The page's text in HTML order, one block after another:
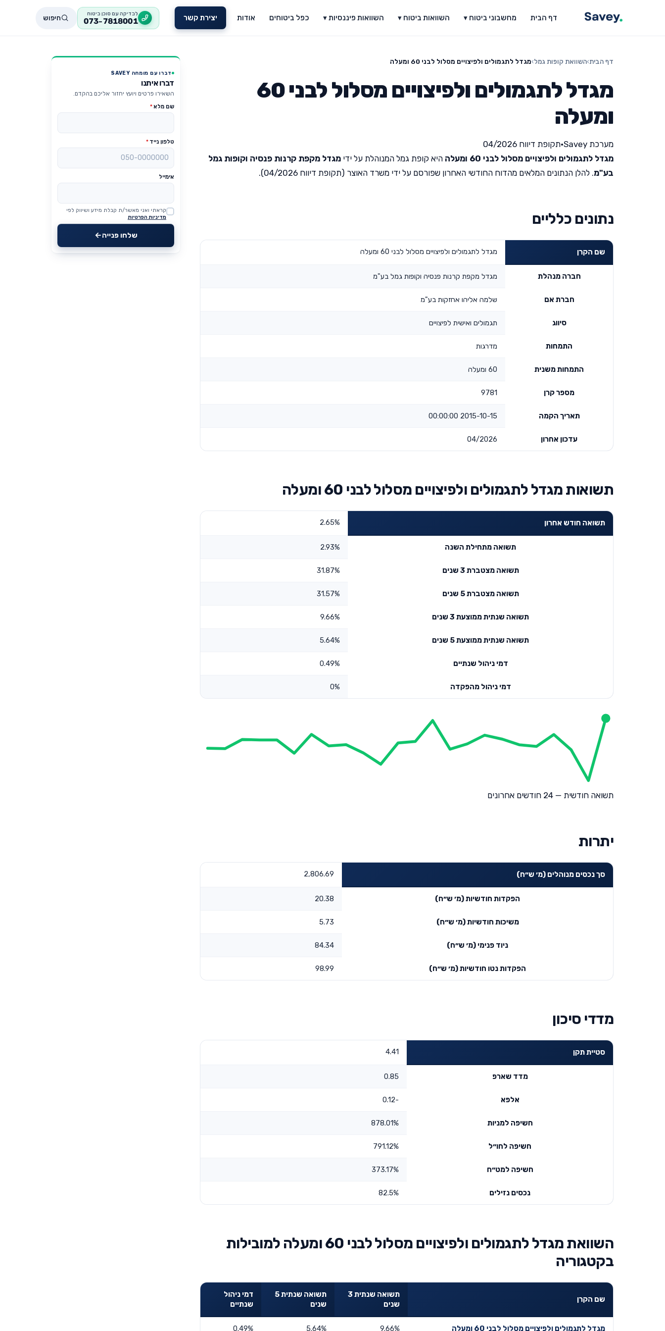
דף הבית מחשבוני ביטוח ▾ השוואות ביטוח ▾ השוואות פיננסיות ▾ כפל ביטוחים אודות יצירת קשר לבדיקה עם סוכן ביטוח
073-7818001 חיפוש
דף הבית›השוואת קופות גמל›מגדל לתגמולים ולפיצויים מסלול לבני 60 ומעלה
מגדל לתגמולים ולפיצויים מסלול לבני 60
ומעלה
מערכת Savey •תקופת דיווח 04/2026
מגדל לתגמולים ולפיצויים מסלול לבני 60 ומעלה
היא קופת גמל המנוהלת על ידי מגדל מקפת קרנות פנסיה וקופות גמל
בע"מ. להלן הנתונים המלאים מהדוח החודשי האחרון שפורסם על ידי משרד האוצר (תקופת דיווח 04/2026).
נתונים כלליים
שם הקרן מגדל לתגמולים ולפיצויים מסלול לבני 60 ומעלה
חברה מנהלת מגדל מקפת קרנות פנסיה וקופות גמל בע"מ
חברת אם שלמה אליהו אחזקות בע"מ
סיווג תגמולים ואישית לפיצויים
התמחות מדרגות
התמחות משנית 60 ומעלה
מספר קרן 9781
תאריך הקמה 2015-10-15 00:00:00
עדכון אחרון 04/2026
תשואות מגדל לתגמולים ולפיצויים מסלול לבני 60 ומעלה
תשואה חודש אחרון 2.65%
תשואה מתחילת השנה 2.93%
תשואה מצטברת 3 שנים 31.87%
תשואה מצטברת 5 שנים 31.57%
תשואה שנתית ממוצעת 3 שנים 9.66%
תשואה שנתית ממוצעת 5 שנים 5.64%
דמי ניהול שנתיים 0.49%
דמי ניהול מהפקדה 0%
תשואה חודשית — 24 חודשים אחרונים
יתרות
סך נכסים מנוהלים (מ׳ ש״ח) 2,806.69
הפקדות חודשיות (מ׳ ש״ח) 20.38
משיכות חודשיות (מ׳ ש״ח) 5.73
ניוד פנימי (מ׳ ש״ח) 84.34
הפקדות נטו חודשיות (מ׳ ש״ח) 98.99
מדדי סיכון
סטיית תקן 4.41
מדד שארפ 0.85
אלפא -0.12
חשיפה למניות 878.01%
חשיפה לחו״ל 791.12%
חשיפה למט״ח 373.17%
נכסים נזילים 82.5%
השוואת מגדל לתגמולים ולפיצויים מסלול לבני 60 ומעלה למובילות
בקטגוריה
שם הקרן
תשואה שנתית 3
שנים
תשואה שנתית 5
שנים
דמי ניהול
שנתיים
מגדל לתגמולים ולפיצויים מסלול לבני 60 ומעלה 9.66%
5.64%
0.49%
דברו עם מומחה SAVEY
דברו איתנו
השאירו פרטים ויועץ יחזור אליכם בהקדם.
שם מלא*
טלפון נייד *
אימייל
Website
קראתי ואני מאשר/ת קבלת מידע ושיווק לפי
מדיניות הפרטיות
שלחו פנייה